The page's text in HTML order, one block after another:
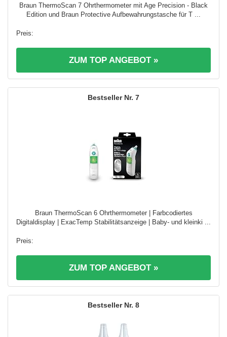
Braun ThermoScan 7 Ohrthermometer mit Age Precision - Black
Edition und Braun Protective Aufbewahrungstasche für T ...
ZUM TOP ANGEBOT »
7
Braun ThermoScan 6 Ohrthermometer | Farbcodiertes
Digitaldisplay | ExacTemp Stabilitätsanzeige | Baby- und kleinki ...
ZUM TOP ANGEBOT »
8